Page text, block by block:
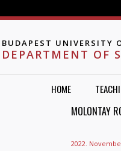
BUDAPEST UNIVERSITY
DEPARTMENT OF
HOME
MOLONTAY
2022.